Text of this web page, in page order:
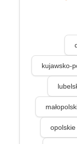
kujawsko-
opolskie